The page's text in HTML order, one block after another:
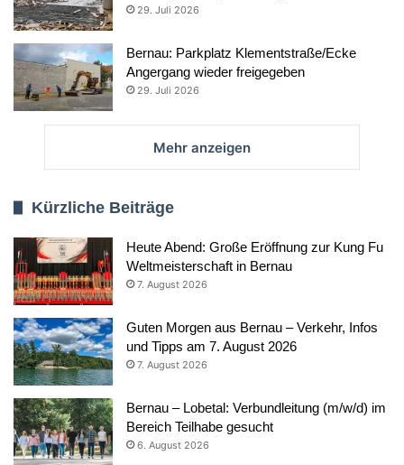
29. Juli 2026
Bernau: Parkplatz Klementstraße/Ecke
Angergang wieder freigegeben
29. Juli 2026
Mehr anzeigen
Kürzliche Beiträge
Heute Abend: Große Eröffnung zur Kung Fu
Weltmeisterschaft in Bernau
7. August 2026
Guten Morgen aus Bernau – Verkehr, Infos
und Tipps am 7. August 2026
7. August 2026
Bernau – Lobetal: Verbundleitung (m/w/d) im
Bereich Teilhabe gesucht
6. August 2026